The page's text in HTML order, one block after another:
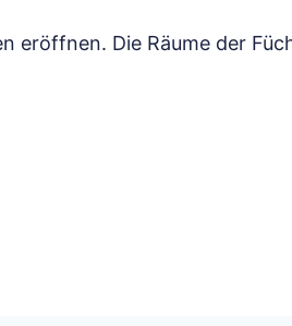
eröffnen. Die Räume der